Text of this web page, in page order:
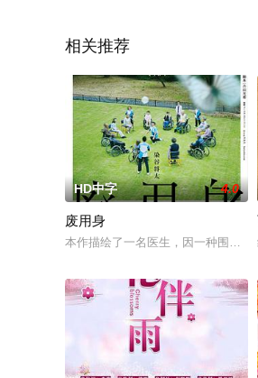
相关推荐
HD中字 4.0
废用身
本作描绘了一名医生，因一种围绕“